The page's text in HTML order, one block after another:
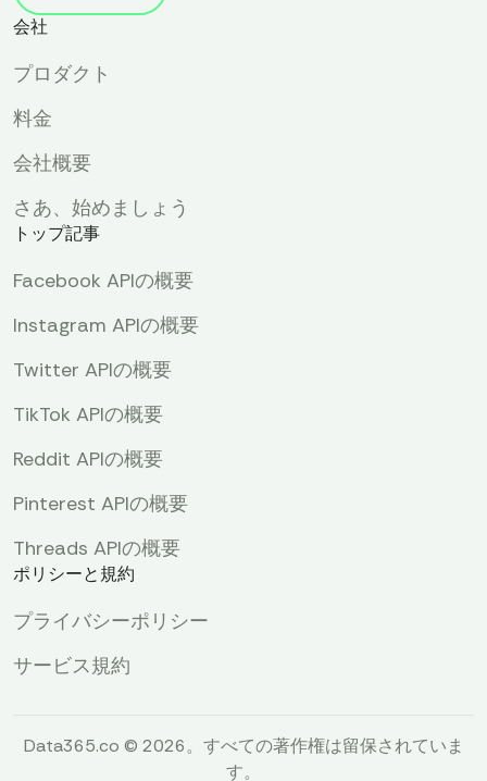
会社
プロダクト
料金
会社概要
さあ、始めましょう
トップ記事
Facebook APIの概要
Instagram APIの概要
Twitter APIの概要
TikTok APIの概要
Reddit APIの概要
Pinterest APIの概要
Threads APIの概要
ポリシーと規約
プライバシーポリシー
サービス規約
Data365.co © 2026。すべての著作権は留保されていま
す。